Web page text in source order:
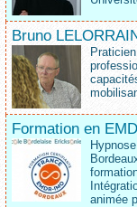
Bruno
Formation en
animée